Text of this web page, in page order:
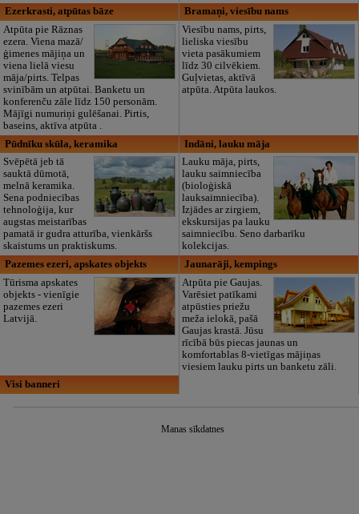
Ezerkrasti, atpūtas bāze
Atpūta pie Rāznas
ezera. Viena mazā/
ģimenes mājiņa un
viena lielā viesu
māja/pirts. Telpas
svinībām un atpūtai. Banketu un
konferenču zāle līdz 150 personām.
Mājīgi numuriņi gulēšanai. Pirtis,
baseins, aktīva atpūta .
Bramaņi, viesību nams
Viesību nams, pirts,
lieliska viesību
vieta pasākumiem
līdz 30 cilvēkiem.
Guļvietas, aktīvā
atpūta. Atpūta laukos.
Pūdnīku skūla, keramika
Svēpētā jeb tā
sauktā dūmotā,
melnā keramika.
Sena podniecības
tehnoloģija, kur
augstas meistarības
pamatā ir gudra atturība, vienkāršs
skaistums un praktiskums.
Indāni, lauku māja
Lauku māja, pirts,
lauku saimniecība
(bioloģiskā
lauksaimniecība).
Izjādes ar zirgiem,
ekskursijas pa lauku
saimniecību. Seno darbarīku
kolekcijas.
Pazemes ezeri, apskates objekts
Tūrisma apskates
objekts - vienīgie
pazemes ezeri
Latvijā.
Jaunarāji, kempings
Atpūta pie Gaujas.
Varēsiet patīkami
atpūsties priežu
meža ielokā, pašā
Gaujas krastā. Jūsu
rīcībā būs piecas jaunas un
komfortablas 8-vietīgas mājiņas
viesiem lauku pirts un banketu zāli.
Visi banneri
Manas sīkdatnes